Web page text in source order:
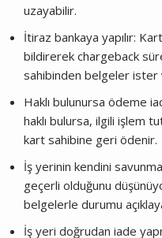
uzayabilir.
İtiraz bankaya yapılır:
bildirerek chargeback
sahibinden belgeler ister
Haklı bulunursa ödeme
haklı bulursa, ilgili işlem
kart sahibine geri ödenir.
İş yerinin kendini
geçerli olduğunu
belgelerle durumu
İş yeri doğrudan iade